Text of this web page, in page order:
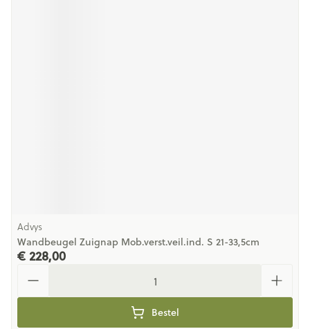
Advys
Wandbeugel Zuignap Mob.verst.veil.ind. S 21-33,5cm
€ 228,00
Bestel